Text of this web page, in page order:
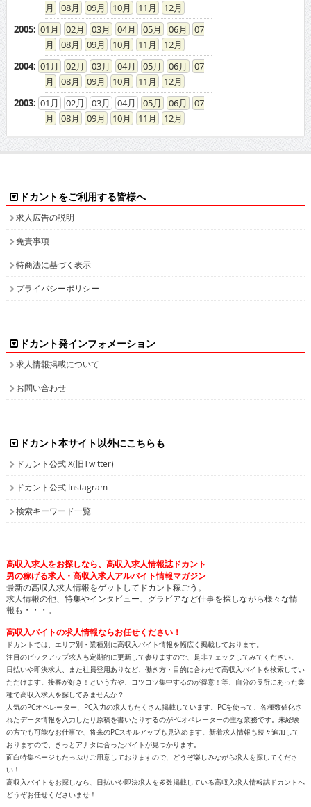
08
09 10 11
12
2005: 01 02 03 04 05 06
07
08
09 10 11
12
2004: 01 02 03 04 05 06
07
08
09 10 11
12
2003: 01 02 03 04 05 06
07
08
09 10 11 12
ドカントをご利用する皆様へ
求人広告の説明
免責事項
特商法に基づく表示
プライバシーポリシー
ドカント発インフォメーション
求人情報掲載について
お問い合わせ
ドカント本サイト以外にこちらも
ドカント公式 X(旧Twitter)
ドカント公式 Instagram
検索キーワード一覧
高収入求人をお探しなら、高収入求人情報誌ドカント
男の稼げる求人・高収入求人アルバイト情報マガジン
最新の高収入求人情報をゲットしてドカント稼ごう。
求人情報の他、特集やインタビュー、グラビアなど仕事を探しながら様々な情
報も・・・。
高収入バイトの求人情報ならお任せください！
ドカントでは、エリア別・業種別に高収入バイト情報を幅広く掲載しております。
注目のピックアップ求人も定期的に更新して参りますので、是非チェックしてみてください。
日払いや即決求人、また社員登用ありなど、働き方・目的に合わせて高収入バイトを検索してい
ただけます。接客が好き！という方や、コツコツ集中するのが得意！等、自分の長所にあった業
種で高収入求人を探してみませんか？
人気のPCオペレーター、PC入力の求人もたくさん掲載しています。PCを使って、各種数値化さ
れたデータ情報を入力したり原稿を書いたりするのがPCオペレーターの主な業務です。未経験
の方でも可能なお仕事で、将来のPCスキルアップも見込めます。新着求人情報も続々追加して
おりますので、きっとアナタに合ったバイトが見つかります。
面白特集ページもたっぷりご用意しておりますので、どうぞ楽しみながら求人を探してくださ
い！
高収入バイトをお探しなら、日払いや即決求人を多数掲載している高収入求人情報誌ドカントへ
どうぞお任せくださいませ！